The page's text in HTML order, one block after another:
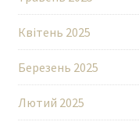
Квітень 2025
Березень 2025
Лютий 2025